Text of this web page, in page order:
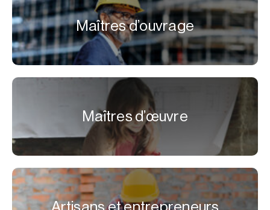
Maîtres d’ouvrage
Maîtres d’œuvre
Artisans et entrepreneurs